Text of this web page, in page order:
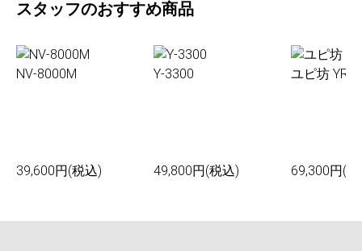
スタッフのおすすめ商品
NV-8000M
39,600円(税込)
Y-3300
49,800円(税込)
ユピ坊 YR-
69,300円(